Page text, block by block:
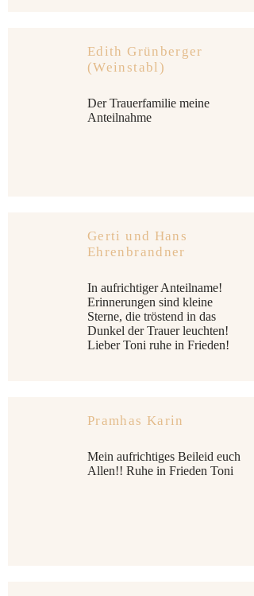
Edith Grünberger
(Weinstabl)
Der Trauerfamilie meine
Anteilnahme
Gerti und Hans
Ehrenbrandner
In aufrichtiger Anteilname!
Erinnerungen sind kleine
Sterne, die tröstend in das
Dunkel der Trauer leuchten!
Lieber Toni ruhe in Frieden!
Pramhas Karin
Mein aufrichtiges Beileid euch
Allen!! Ruhe in Frieden Toni